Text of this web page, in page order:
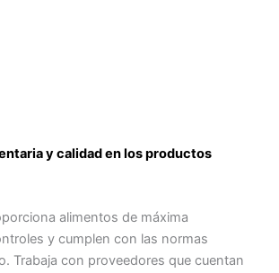
y calidad en los productos
alimentos de máxima
y cumplen con las normas
Trabaja con proveedores que cuentan